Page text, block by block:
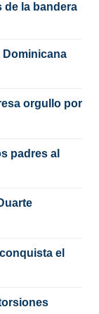
de la bandera
Dominicana
orgullo por
padres al
el